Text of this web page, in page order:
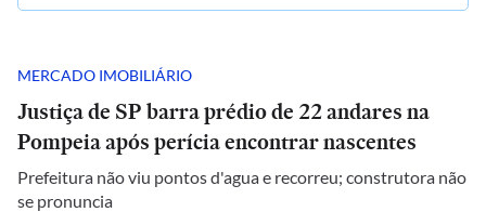
MERCADO IMOBILIÁRIO
Justiça de SP barra prédio de 22 andares na
Pompeia após perícia encontrar nascentes
Prefeitura não viu pontos d'agua e recorreu; construtora não
se pronuncia